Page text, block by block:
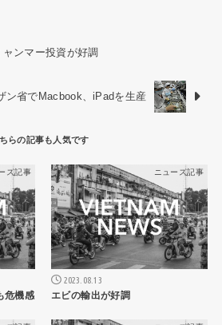
ンマー投資が好調
ン省でMacbook、iPadを生産
ス記事
危機感
ニュース記事
2023.08.13
エビの輸出が好調